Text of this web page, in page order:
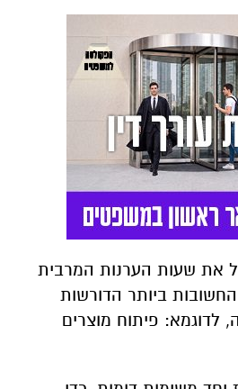
את שעות הערנות המרבית
ביותר הדורשות
לדוגמא: פיתוח מוצרים